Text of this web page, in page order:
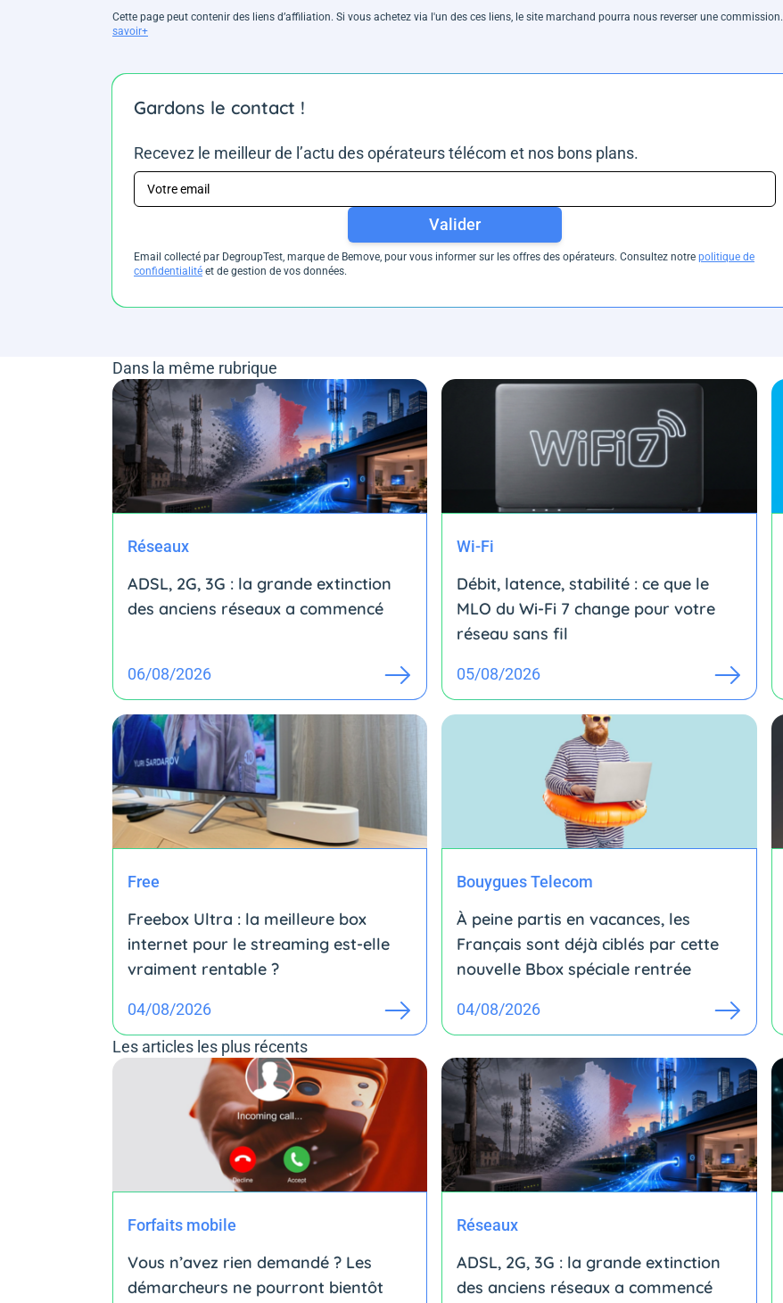
Cette page peut contenir des liens d’affiliation. Si vous achetez via l'un des ces liens, le site marchand pourra nous reverser une commission.
savoir+
Gardons le contact !
Recevez le meilleur de l’actu des opérateurs télécom et nos bons plans.
Valider
Email collecté par DegroupTest, marque de Bemove, pour vous informer sur les offres des opérateurs. Consultez notre politique de
confidentialité et de gestion de vos données.
Dans la même rubrique
Réseaux
ADSL, 2G, 3G : la grande extinction
des anciens réseaux a commencé
06/08/2026
Wi-Fi
Débit, latence, stabilité : ce que le
MLO du Wi-Fi 7 change pour votre
réseau sans fil
05/08/2026
Free
Freebox Ultra : la meilleure box
internet pour le streaming est-elle
vraiment rentable ?
04/08/2026
Bouygues Telecom
À peine partis en vacances, les
Français sont déjà ciblés par cette
nouvelle Bbox spéciale rentrée
04/08/2026
Les articles les plus récents
Forfaits mobile
Vous n’avez rien demandé ? Les
démarcheurs ne pourront bientôt
Réseaux
ADSL, 2G, 3G : la grande extinction
des anciens réseaux a commencé